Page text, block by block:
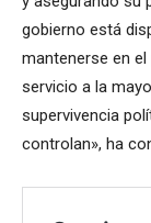
gobierno está
mantenerse en
servicio a la
supervivencia
controlan», ha